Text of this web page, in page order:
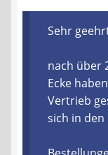
Shop
Warenkorb
Ablauf einer
Sehr
nach über
Ecke
Vertrieb
sich in den